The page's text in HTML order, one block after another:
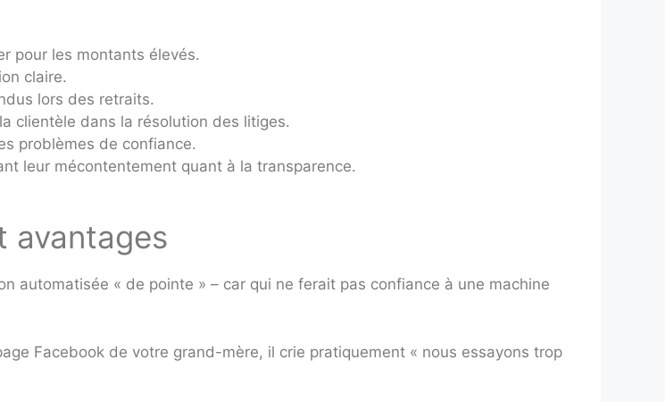
pour les montants élevés.
claire.
lors des retraits.
clientèle dans la résolution des litiges.
problèmes de confiance.
leur mécontentement quant à la transparence.
avantages
automatisée « de pointe » – car qui ne ferait pas confiance à une machine
Facebook de votre grand-mère, il crie pratiquement « nous essayons trop